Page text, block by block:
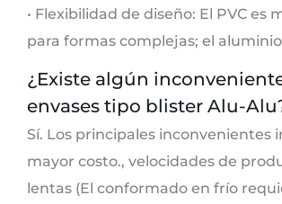
• Flexibilidad de diseño: El PVC es
para formas complejas; el
¿Existe algún
envases tipo blister Alu-
Sí. Los principales inconvenientes
mayor costo., velocidades de
lentas (El conformado en frío